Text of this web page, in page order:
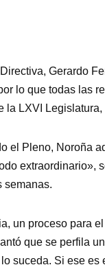
Gerardo
lo que todas las
LXVI
el Pleno, Noroña
extraordinario»,
semanas.
un proceso para
que se perfila
suceda. Si ese es